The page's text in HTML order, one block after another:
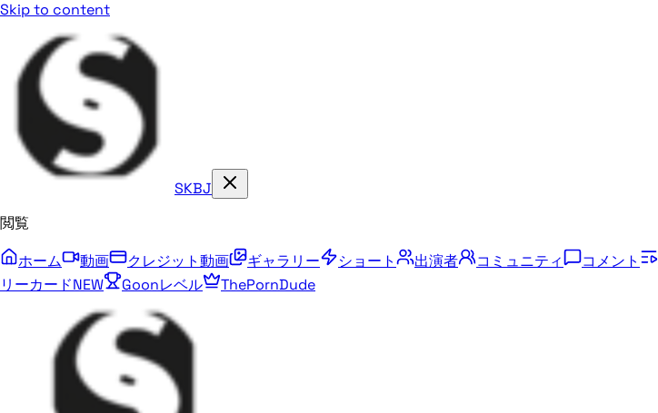
Skip to content
SKBJ
閲覧
ホーム
動画 クレジット動画 ギャラリー ショート 出演者 コミュニティ コメント
リーカードNEW Goonレベル ThePornDude